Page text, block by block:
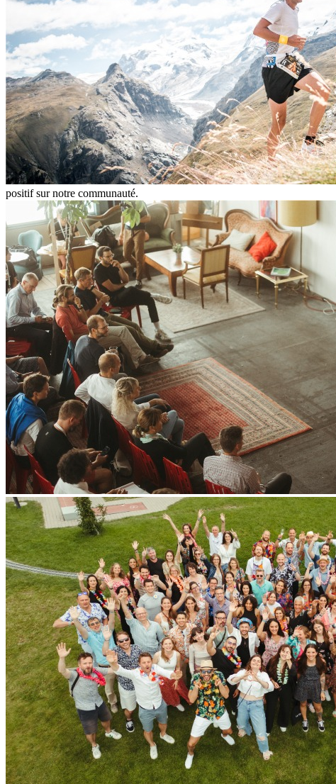
positif sur notre communauté.